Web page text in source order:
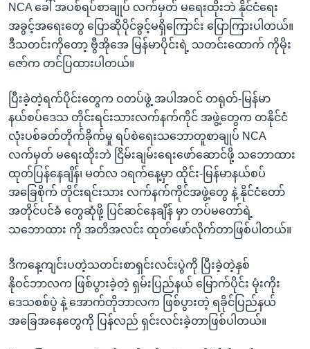
NCA ခေါ် အပစ်ရပ်စာချုပ် လက်မှတ် မရေးထိုးဘဲ နိုင်ငံရေး
အခွင့်အရေးတွေ ပြောဆိုပိုင်ခွင့်မရှိကြောင်း ပြောကြားပါတယ်။
ဒီသတင်းကိုတော့ ဗွီအိုအေ မြန်မာပိုင်းရဲ့ သတင်းထောက် ကိုမိုး
ဇော်က တင်ပြထားပါတယ်။
ပြီးခဲ့တဲ့ရက်ပိုင်းတွေက ဝတပ်ဖွဲ့ အပါအဝင် တရုတ်-မြန်မာ
နယ်စပ်ဒေသ တိုင်းရင်းသားလက်နက်ကိုင် အဖွဲ့တွေက တနိုင်ငံ
လုံးပစ်ခတ်တိုက်ခိုက်မှု ရပ်စဲရေးသဘောတူစာချုပ် NCA
လက်မှတ် မရေးထိုးဘဲ ငြိမ်းချမ်းရေးဖော်ဆောင်ဖို့ သဘောထား
ထုတ်ပြန်နေချိန်၊ မတ်လ ၁ရက်နေ့မှာ ထိုင်း-မြန်မာနယ်စပ်
အခြေစိုက် တိုင်းရင်းသား လက်နက်ကိုင်အဖွဲ့တွေ နဲ့ နိုင်ငံတော်
အတိုင်ပင်ခံ တွေဆုံဖို့ ပြင်ဆင်နေချိန် မှာ တပ်မတော်ရဲ့
သဘောထား ကို အတိအလင်း ထုတ်ဖော်လိုက်တာဖြစ်ပါတယ်။
ဒီကနေ့ကျင်းပတဲ့သတင်းစာရှင်းလင်းပွဲကို ပြီးခဲ့တဲ့နှစ်
နိုဝင်ဘာလက ဖြစ်ပွားခဲ့တဲ့ ရှမ်းပြည်နယ် မြောက်ပိုင်း မုံးကိုး
ဒေသစစ်ပွဲ နဲ့ အောက်တိုဘာလက ဖြစ်ပွားတဲ့ ရခိုင်ပြည်နယ်
အခြေအနေတွေကို ပြန်လည် ရှင်းလင်းခဲ့တာဖြစ်ပါတယ်။